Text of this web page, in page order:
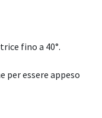
fino a 40°.
per essere appeso